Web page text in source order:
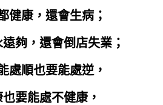
健康，還會生病；
夠，還會倒店失業；
處順也要能處逆，
要能處不健康，